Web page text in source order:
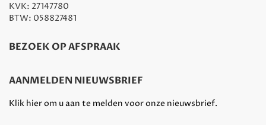
KVK: 27147780
BTW: 058827481
BEZOEK OP AFSPRAAK
AANMELDEN NIEUWSBRIEF
Klik hier om u aan te melden voor onze nieuwsbrief.